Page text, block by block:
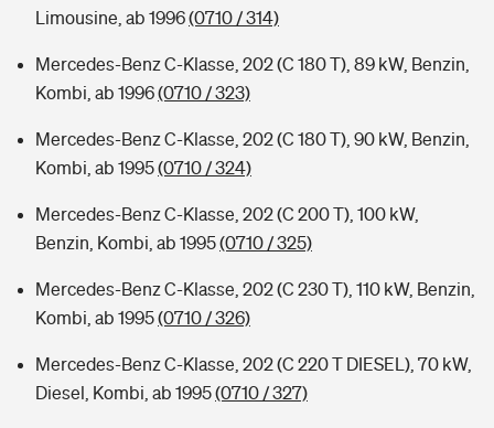
Limousine, ab 1996(0710 / 314)
Mercedes-Benz C-Klasse, 202 (C 180 T), 89 kW, Benzin,
Kombi, ab 1996(0710 / 323)
Mercedes-Benz C-Klasse, 202 (C 180 T), 90 kW, Benzin,
Kombi, ab 1995(0710 / 324)
Mercedes-Benz C-Klasse, 202 (C 200 T), 100 kW,
Benzin, Kombi, ab 1995(0710 / 325)
Mercedes-Benz C-Klasse, 202 (C 230 T), 110 kW, Benzin,
Kombi, ab 1995(0710 / 326)
Mercedes-Benz C-Klasse, 202 (C 220 T DIESEL), 70 kW,
Diesel, Kombi, ab 1995(0710 / 327)